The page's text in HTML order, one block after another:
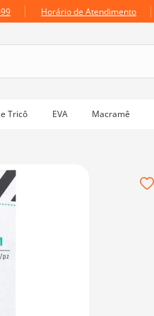
Horário de Atendimento
Tricô EVA Macramê